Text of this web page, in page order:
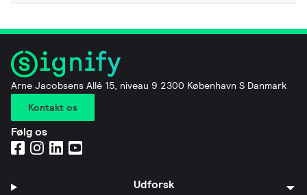
Arne Jacobsens Allé 15, niveau 9 2300 København S Danmark
Kontakt os
Følg os
Udforsk